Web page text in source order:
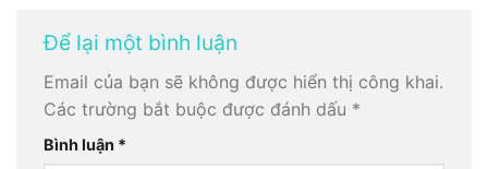
Để lại một bình luận
Email của bạn sẽ không được hiển thị công khai.
Các trường bắt buộc được đánh dấu *
Bình luận *